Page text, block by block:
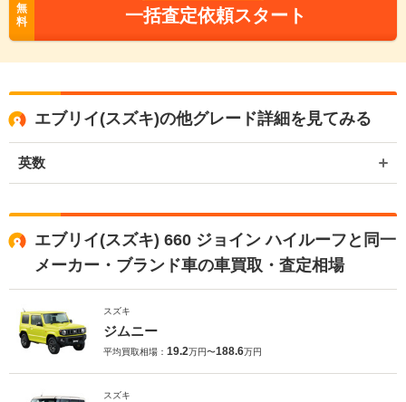
無
料
一括査定依頼スタート
エブリイ(スズキ)の他グレード詳細を見てみる
英数
エブリイ(スズキ) 660 ジョイン ハイルーフと同一
メーカー・ブランド車の車買取・査定相場
スズキ
ジムニー
平均買取相場： 19.2万円〜188.6万円
スズキ